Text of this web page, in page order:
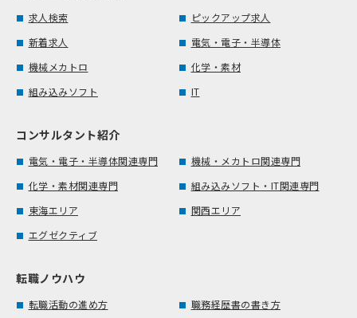
求人検索
ピックアップ求人
新着求人
電気・電子・半導体
機械メカトロ
化学・素材
組み込みソフト
IT
コンサルタント紹介
電気・電子・半導体関連専門
機械・メカトロ関連専門
化学・素材関連専門
組み込みソフト・IT関連専門
東海エリア
関西エリア
エグゼクティブ
転職ノウハウ
転職活動の進め方
職務経歴書の書き方